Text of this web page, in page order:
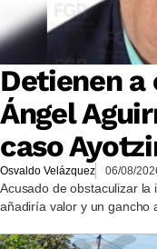
Detienen a
Ángel
caso
Osvaldo Velázquez 06/08/
Acusado de obstaculizar la
añadiría valor y un gancho